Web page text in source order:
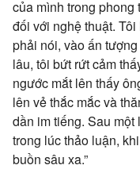
của mình trong phong
đối với nghệ thuật.
phải nói, vào ấn
lâu, tôi bứt rứt cảm
ngước mắt lên thấy
lên vẻ thắc mắc và
dần im tiếng. Sau một
trong lúc thảo luận,
buồn sâu xa.”